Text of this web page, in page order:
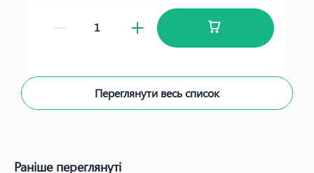
Переглянути весь список
Раніше переглянуті